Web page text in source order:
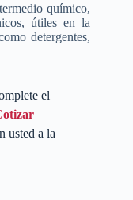
químico,
útiles en la
detergentes,
el
usted a la